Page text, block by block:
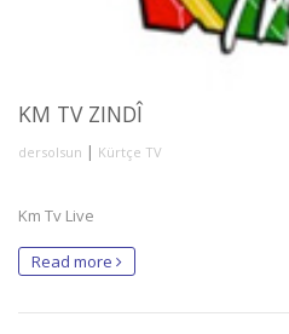
KM TV ZINDÎ
dersolsun | Kürtçe TV
Km Tv Live
Read more